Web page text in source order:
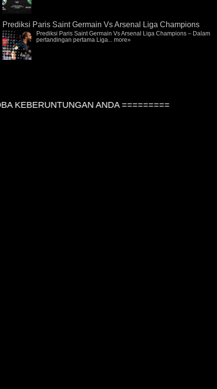
Prediksi Paris Saint Germain Vs Arsenal Liga Champions
Prediksi Paris Saint Germain Vs Arsenal Liga Champions – Dalam
pertandingan pertama Liga... more»
KEBERUNTUNGAN ANDA =========